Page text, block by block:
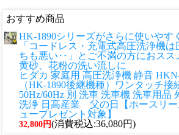
おすすめ商品
HK-1890シリーズがさらに使いやす
「コードレス・充電式高圧洗浄機
ちも悪い‥」とご不満の方におスス
黄砂、花粉の洗い流しに
ヒダカ 家庭用 高圧洗浄機 静音
（HK-1890後継機種）ワンタッチ接
50Hz/60Hz 別 洗車 洗車機 洗車用品
洗浄 日高産業 父の日【ホースリ
ュープレゼント対象】
32,800円(消費税込:36,080円)